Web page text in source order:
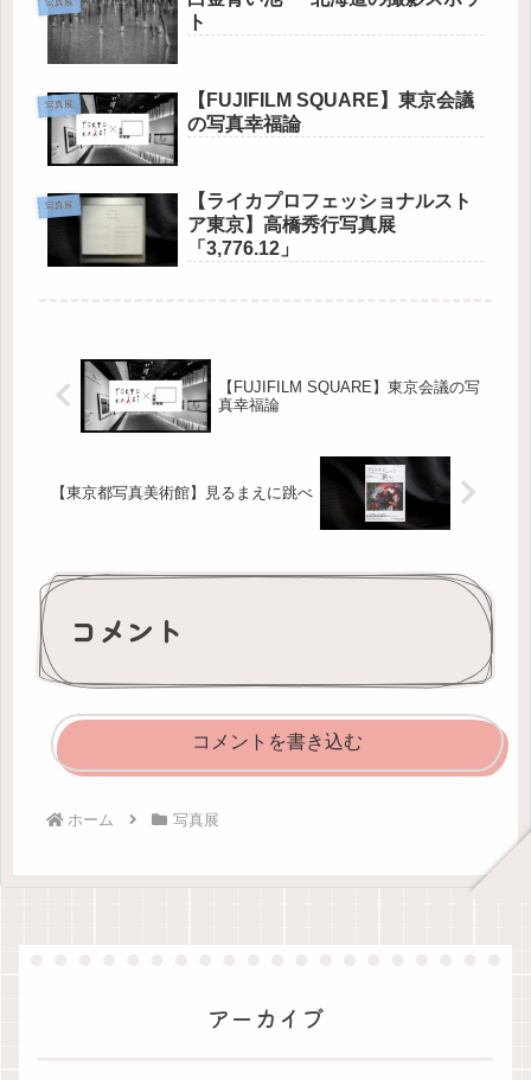
写真展
ト
写真展
【FUJIFILM SQUARE】東京会議
の写真幸福論
写真展
【ライカプロフェッショナルスト
ア東京】高橋秀行写真展
「3,776.12」
【FUJIFILM SQUARE】東京会議の写
真幸福論
【東京都写真美術館】見るまえに跳べ
コメント
コメントを書き込む
ホーム 写真展
アーカイブ